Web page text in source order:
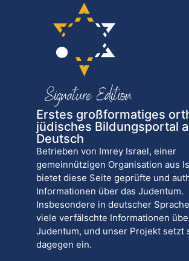
Erstes großformatiges
jüdisches Bildungsportal
Deutsch
Betrieben von Imrey Israel, einer
gemeinnützigen Organisation aus
bietet diese Seite geprüfte und
Informationen über das Judentum.
Insbesondere in deutscher
viele verfälschte Informationen
Judentum, und unser Projekt setzt
dagegen ein.